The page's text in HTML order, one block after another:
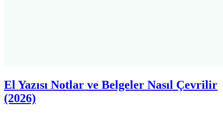
El Yazısı Notlar ve Belgeler Nasıl Çevrilir
(2026)